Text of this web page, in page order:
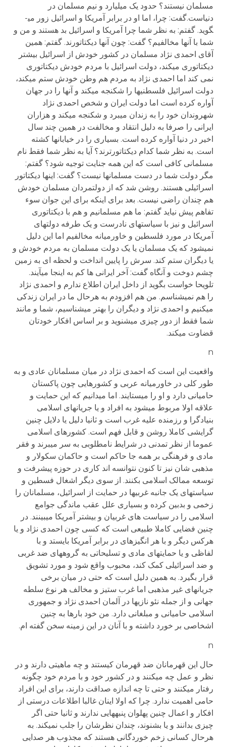
مسلمان نیستند؟ حدود یک میلیارد و نیم مسلمان در
دنیاست.گفت: چرا، اما او در برابر آمریکا و اسرائیل زور می­
گوید. گفتم: به نظر شما چرا آمریکا و اسرائیل بد هستند و من و
شما با آنها مخالفیم؟ گفت: چون آنها دیکتاتورند. گفتم: همین
آقای احمدی نژاد مسلمان در کشور خودش از اسرائیل بیشتر
دیکتاتوری می­کند، دولت اسرائیل با مردم خودش دیکتاتوری
نمی کند اما احمدی نژاد به مردم هم وطن خودش ستم می­کند،
دولت اسرائیل فلسطنی­ها را شکنجه می­کند و آنها را در جهان
آواره کرده است اما دولت ایران و شخص احمدی نژاد
شهروندان خود را به زندان می­برد و شکنجه می­کند و هزاران
ایرانی را صرفا به دلیل انتقاد و مخالفت در همین چند سال
اخیر در دنیا آواره کرده است. بسیاری را در خیابانها کشته
است. به نظر شما کدام دیکتاتورترند؟ آیا به نظر شما فقط نام
مسلمانی کافی است که این همه جنایت توجیه شود؟ گفتم:
مگر دولت شما در دست مسلمانها نیست؟ گفت: اینها دیکتاتور
اسرائیلی هستند. روشن شد که از دولتمردان مسلمان خودش
هم چندان راضی نیست. بعد برای اینکه برای این جوان سوء
تفاهم پیش نیاید گفتم: ما هم مسلمانیم و هم با دیکتاتوری
اسرائیل و نیز با سیاست­های نادرست و یک طرفه دولت­های
آمریکا در مورد فلسطین و خاورمیانه مخالفیم اما این دلیل
نمی­شود که یک مسلمان یا یک دولت مسلمان به مردم خودش و
یا دیگران ستم کند. سرش را پایین انداخت و لحظه ای به زمین
چشم دوخت و آنگاه گفت: آخر ایرانی ها کم به اینجا می­آیند.
تلویحا خواست بگوید از داخل ایران اطلاع ندارم و احمدی نژاد
را هم نمی­شناسم. من هم افزودم به هرحال ما در ایران زندکی
می­کنیم و احمدی نژاد و دیگران را بهتر می­شناسیم، شما و مانند
شما فقط از دور چیزی می­شنوید و بر اساس افکار خودتان
قضاوت می­کند.
n
واقعیت این است که احمدی نژاد در میان مسلمانان عادی و به
طور کلی در خاورمیانه عربی و کشورهایی چون پاکستان
حامیانی دارد و او را می­ستایند. اما می­دانیم که این حمایت و
علاقه اولا مربوط می­شود به افراد و یا جریانهای اسلامی
بنیادگرا و رزمنده علیه غرب است و ثانیا دلیل یا دلایل چنین
گرایشی کاملا روشن و قابل فهم است. کشورهای اسلامی
عموما از نظر تمدنی در شرایط نامطلوبی به سر می­برند و فقر
مادی و فرهنگی بر همه جا حاکم است و حاکمان سکولار و
مذهبی شان نیز تا کنون نتوانسه اند کاری در حوزه پیشرفت و
توسعه ممالک اسلامی بکنند. از سوی دیگر اشغال فسطین و
سیاست­های یک جانبه غربی­ها در حمایت از اسرائیل، مسلمانان را
زخمی و بدبین کرده و بسیاری علل عقب ماندگی جوامع
اسلامی را در سیاست های غربیان و بیشتر آمریکا می­بینند. در
چنین فضایی کاملا طبیعی است که کسی چون احمدی نژاد و یا
هرکس دیگر و با هر انگیزه­ای در برابر آمریکا بایستد و با
لفاظی و یا حمایت­های مادی و تسلیحاتی به گروههای ضد غربی
و ضد اسرائیلی کمک کند، محبوب واقع شود و مورد تشویق
قرار بگیرد. به همین دلیل است که حتی در میان برخی
جریانهای غیر مذهبی اما غرب ستیز و مخالف هر نوع سلطه
جهانی و از جمله نئو نازی­ها در آلمان احمدی نژاد و جمهوری
اسلامی حامیانی و مبلغانی دارد. من خود بارها به چنین
اشخاصی بر خورد داشته و با آنان در این زمینه سخن گفته ام.
n
حال این قهرمانان ضد قهرمان کیستند و چه ماهیتی دارند و در
نظر و عمل چه می­کنند و در کشور خود و با مردم خود چگونه
رفتار می­کنند و حتی تا چه اندازه صداقت دارند، برای این افراد
حامی اهمیت ندارد. چرا که اولا اینان غالبا اطلاعات درستی از
افکار و اعمال چنین پهلوان پنبه­هایی ندارند و ثانیا حتی اگر
چیزی بدانند و یا بشنوند، چندان نظرشان را جلب نمی­کند. به
هرحال کسانی زخم خوردگانی هستند که مجذوب هر صدایی